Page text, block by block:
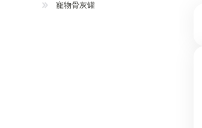
寵物骨灰罐